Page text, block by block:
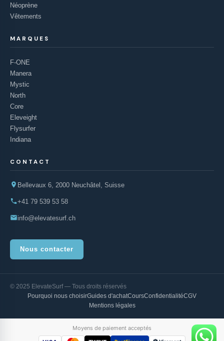
Néoprène
Vêtements
MARQUES
F-ONE
Manera
Mystic
North
Core
Eleveight
Flysurfer
Indiana
CONTACT
Bellevaux 6, 2000 Neuchâtel, Suisse
+41 79 539 53 58
info@elevatesurf.ch
Nous contacter
© 2025 ElevateSurf — Tous droits réservés
Pourquoi nous choisirGuides d'achatCoursConfidentialitéCGV
Mentions légales
Moyens de paiement acceptés